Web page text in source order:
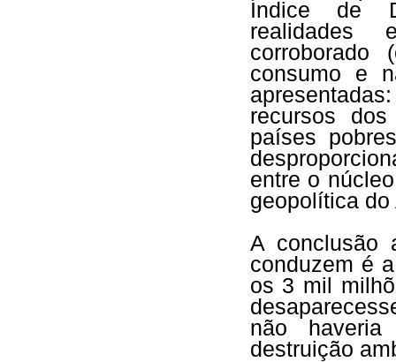
Índice de
realidades
corroborado
consumo e
recursos
países
entre o
geopolítica
A conclusão
conduzem é
os 3 mil
não haveria
destruição